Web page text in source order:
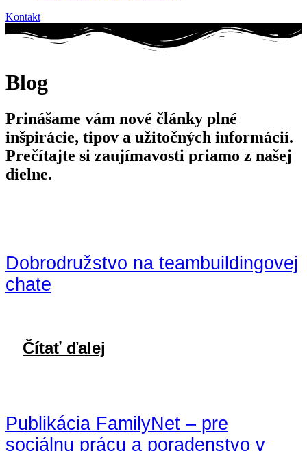
Kontakt
Blog
Prinášame vám nové články plné
inšpirácie, tipov a užitočných informácií.
Prečítajte si zaujímavosti priamo z našej
dielne.
Dobrodružstvo na teambuildingovej
chate
Čítať ďalej
Publikácia FamilyNet – pre
sociálnu prácu a poradenstvo v